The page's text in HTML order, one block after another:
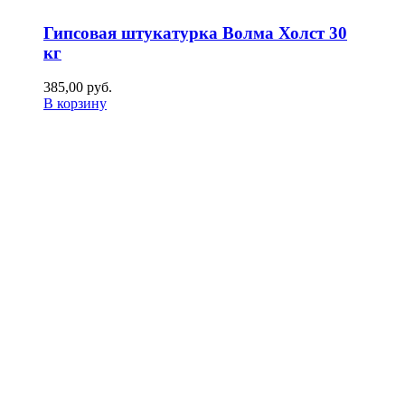
Гипсовая штукатурка Волма Холст 30
кг
385,00 руб.
В корзину